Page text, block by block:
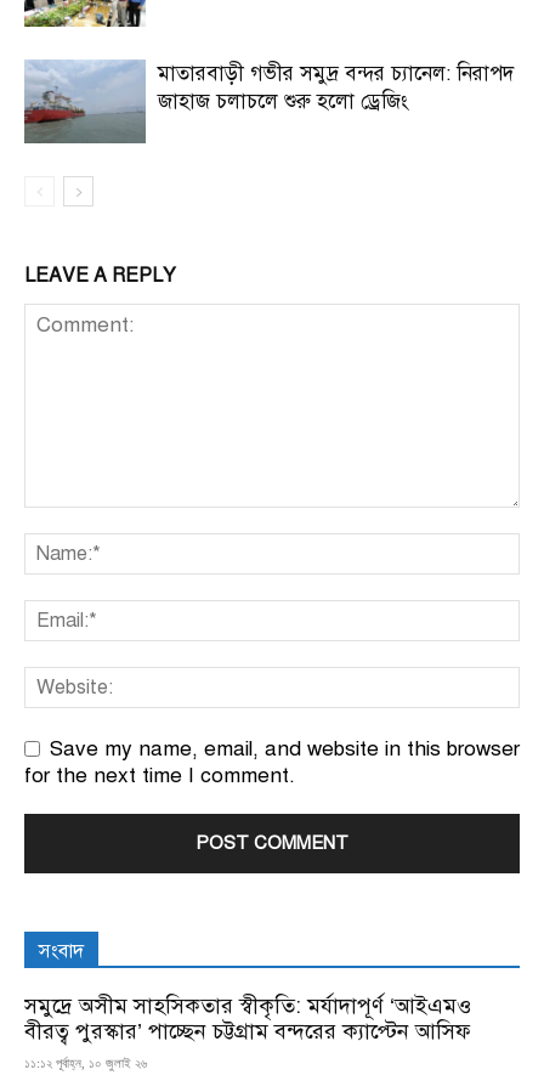
মাতারবাড়ী গভীর সমুদ্র বন্দর চ্যানেল: নিরাপদ
জাহাজ চলাচলে শুরু হলো ড্রেজিং
LEAVE A REPLY
Save my name, email, and website in this browser
for the next time I comment.
সংবাদ
সমুদ্রে অসীম সাহসিকতার স্বীকৃতি: মর্যাদাপূর্ণ ‘আইএমও
বীরত্ব পুরস্কার’ পাচ্ছেন চট্টগ্রাম বন্দরের ক্যাপ্টেন আসিফ
১১:১২ পূর্বাহ্ন, ১০ জুলাই ২৬